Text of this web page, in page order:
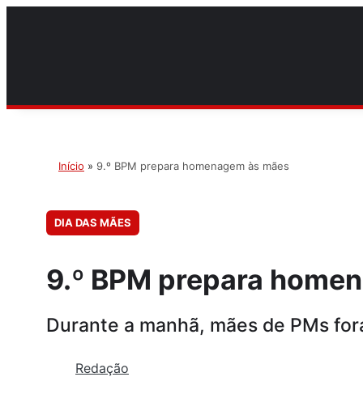
Início » 9.º BPM prepara homenagem às mães
DIA DAS MÃES
9.º BPM prepara
Durante a manhã, mães de PMs
Redação